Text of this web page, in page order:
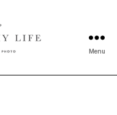
Menu